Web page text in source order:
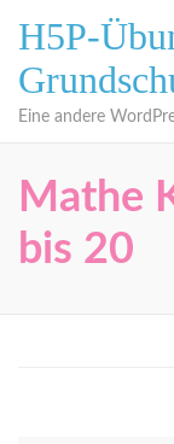
Inhalt
springen
(Eingabetaste
drücken)
H5P-
Eine andere
Mathe
bis 20